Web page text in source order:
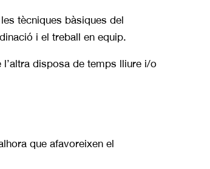
tècniques bàsiques del
i el treball en equip.
disposa de temps lliure i/o
que afavoreixen el